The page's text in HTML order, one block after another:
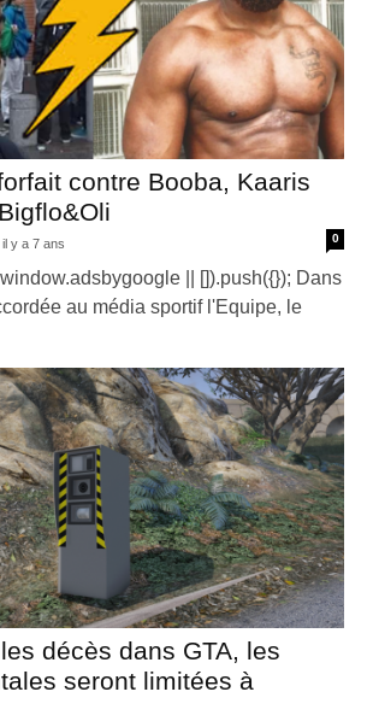
contre Booba, Kaaris
il y a 7 ans 0
|| []).push({}); Dans
au média sportif l'Equipe, le
décès dans GTA, les
seront limitées à